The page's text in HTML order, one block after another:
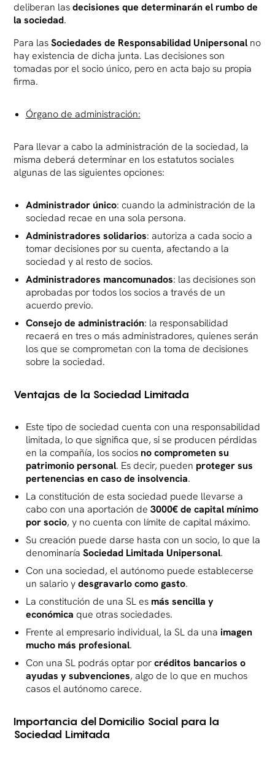
deliberan lasdecisiones que determinarán el rumbo de
la sociedad.
Para lasSociedades de Responsabilidad Unipersonal no
hay existencia de dicha junta. Las decisiones son
tomadas por el socio único, pero en acta bajo su propia
firma.
Órgano de administración:
Para llevar a cabo la administración de la sociedad, la
misma deberá determinar en los estatutos sociales
algunas de las siguientes opciones:
Administrador único: cuando la administración de la
sociedad recae en una sola persona.
Administradores solidarios: autoriza a cada socio a
tomar decisiones por su cuenta, afectando a la
sociedad y al resto de socios.
Administradores mancomunados: las decisiones son
aprobadas por todos los socios a través de un
acuerdo previo.
Consejo de administración: la responsabilidad
recaerá en tres o más administradores, quienes serán
los que se comprometan con la toma de decisiones
sobre la sociedad.
Ventajas de la Sociedad Limitada
Este tipo de sociedad cuenta con una responsabilidad
limitada, lo que significa que, si se producen pérdidas
en la compañía, los socios no comprometen su
patrimonio personal. Es decir, pueden proteger sus
pertenencias en caso de insolvencia.
La constitución de esta sociedad puede llevarse a
cabo con una aportación de 3000€ de capital mínimo
por socio, y no cuenta con límite de capital máximo.
Su creación puede darse hasta con un socio, lo que la
denominaría Sociedad Limitada Unipersonal.
Con una sociedad, el autónomo puede establecerse
un salario ydesgravarlo como gasto.
La constitución de una SL es más sencilla y
económica que otras sociedades.
Frente al empresario individual, la SL da una imagen
mucho más profesional.
Con una SL podrás optar porcréditos bancarios o
ayudas y subvenciones, algo de lo que en muchos
casos el autónomo carece.
Importancia del Domicilio Social para la
Sociedad Limitada